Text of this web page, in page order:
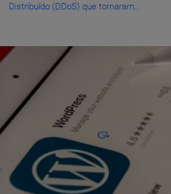
Distribuído (DDoS) que tornaram...